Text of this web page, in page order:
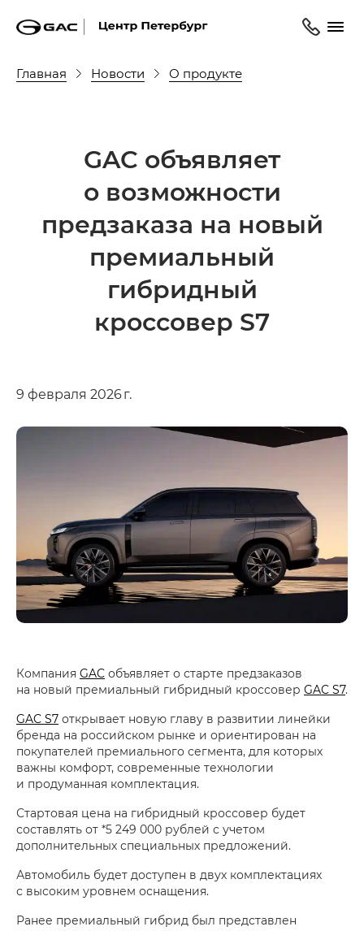
Главная Новости О продукте
GAC объявляет
о возможности
предзаказа на новый
премиальный
гибридный
кроссовер S7
9 февраля 2026 г.
Компания GAC объявляет о старте предзаказов
на новый премиальный гибридный кроссовер GAC S7.
GAC S7 открывает новую главу в развитии линейки
бренда на российском рынке и ориентирован на
покупателей премиального сегмента, для которых
важны комфорт, современные технологии
и продуманная комплектация.
Стартовая цена на гибридный кроссовер будет
составлять от *5 249 000 рублей с учетом
дополнительных специальных предложений.
Автомобиль будет доступен в двух комплектациях
с высоким уровнем оснащения.
Ранее премиальный гибрид был представлен